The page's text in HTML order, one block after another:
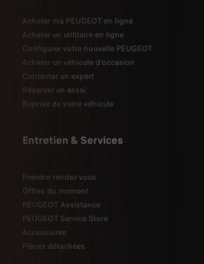
Acheter ma PEUGEOT en ligne
Acheter un utilitaire en ligne
Configurer votre nouvelle PEUGEOT
Acheter un véhicule d'occasion
Contacter un expert
Réserver un essai
Reprise de votre véhicule
Entretien & Services
Prendre rendez-vous
Offres du moment
PEUGEOT Assistance
PEUGEOT Service Store
Accessoires
Pièces détachées